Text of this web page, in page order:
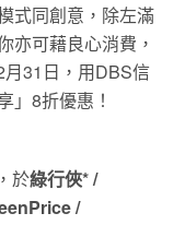
式同創意，除左滿
亦可藉良心消費，
31日，用DBS信
」8折優惠！
於綠行俠* /
/